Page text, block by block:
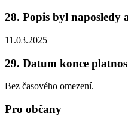
28. Popis byl naposledy
11.03.2025
29. Datum konce
Bez časového omezení.
Pro občany